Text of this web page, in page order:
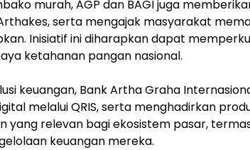
murah, AGP dan BAGI juga
serta mengajak masyarakat
Inisiatif ini diharapkan dapat
ketahanan pangan nasional.
keuangan, Bank Artha Graha
melalui QRIS, serta menghadirkan
yang relevan bagi ekosistem pasar,
keuangan mereka.